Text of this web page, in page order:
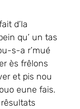
d’la
qu’ un tas
s-a r’mué
ès frêlons
et pis nou
eune fais.